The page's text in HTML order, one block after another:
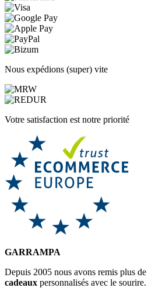
Nous expédions (super) vite
Votre satisfaction est notre priorité
GARRAMPA
Depuis 2005 nous avons remis plus de
cadeaux personnalisés avec le sourire.